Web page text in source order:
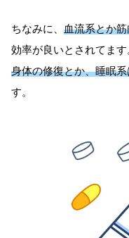
ちなみに、 血流系とか
効率が良いとされてます
身体の修復とか、睡眠
す。